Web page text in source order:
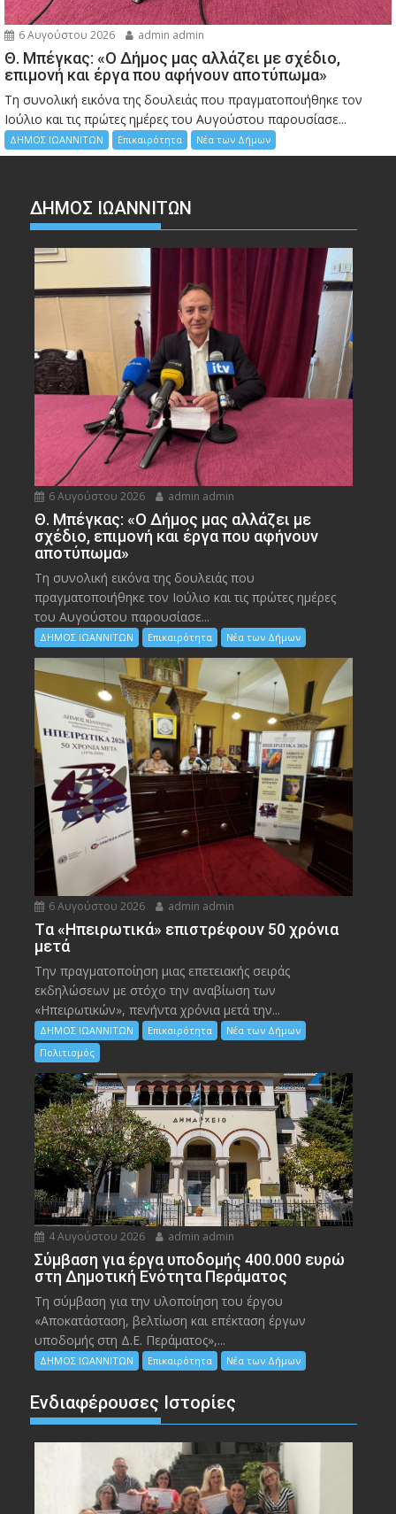
6 Αυγούστου 2026 admin admin
Θ. Μπέγκας: «Ο Δήμος μας αλλάζει με σχέδιο,
επιμονή και έργα που αφήνουν αποτύπωμα»
Τη συνολική εικόνα της δουλειάς που πραγματοποιήθηκε τον
Ιούλιο και τις πρώτες ημέρες του Αυγούστου παρουσίασε...
ΔΗΜΟΣ ΙΩΑΝΝΙΤΩΝ Επικαιρότητα Νέα των Δήμων
ΔΗΜΟΣ ΙΩΑΝΝΙΤΩΝ
6 Αυγούστου 2026 admin admin
Θ. Μπέγκας: «Ο Δήμος μας αλλάζει με
σχέδιο, επιμονή και έργα που αφήνουν
αποτύπωμα»
Τη συνολική εικόνα της δουλειάς που
πραγματοποιήθηκε τον Ιούλιο και τις πρώτες ημέρες
του Αυγούστου παρουσίασε...
ΔΗΜΟΣ ΙΩΑΝΝΙΤΩΝ Επικαιρότητα Νέα των Δήμων
6 Αυγούστου 2026 admin admin
Tα «Ηπειρωτικά» επιστρέφουν 50 χρόνια
μετά
Την πραγματοποίηση μιας επετειακής σειράς
εκδηλώσεων με στόχο την αναβίωση των
«Ηπειρωτικών», πενήντα χρόνια μετά την...
ΔΗΜΟΣ ΙΩΑΝΝΙΤΩΝ Επικαιρότητα
Νέα των Δήμων
Πολιτισμός
4 Αυγούστου 2026 admin admin
Σύμβαση για έργα υποδομής 400.000 ευρώ
στη Δημοτική Ενότητα Περάματος
Τη σύμβαση για την υλοποίηση του έργου
«Αποκατάσταση, βελτίωση και επέκταση έργων
υποδομής στη Δ.Ε. Περάματος»,...
ΔΗΜΟΣ ΙΩΑΝΝΙΤΩΝ Επικαιρότητα Νέα των Δήμων
Ενδιαφέρουσες Ιστορίες